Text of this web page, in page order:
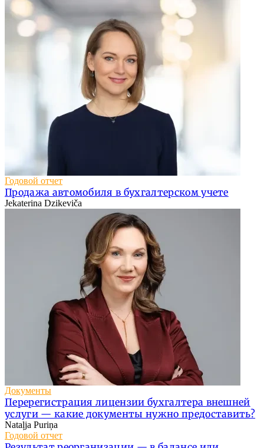
Годовой отчет
Продажа автомобиля в бухгалтерском учете
Jekaterina Dzikeviča
Документы
Перерегистрация лицензии бухгалтера внешней
услуги — какие документы нужно предоставить?
Nataļja Puriņa
Годовой отчет